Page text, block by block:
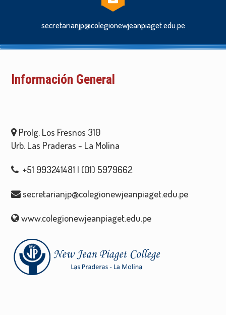
secretarianjp@colegionewjeanpiaget.edu.pe
Información General
Prolg. Los Fresnos 310
Urb. Las Praderas - La Molina
+51 993241481 | (01) 5979662
secretarianjp@colegionewjeanpiaget.edu.pe
www.colegionewjeanpiaget.edu.pe